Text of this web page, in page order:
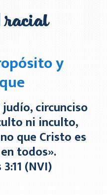
Focus
Hispana
racial
y
circunciso
ni inculto,
que Cristo es
todos».
(NVI)